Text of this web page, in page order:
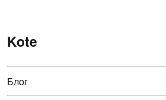
Kote
Блог